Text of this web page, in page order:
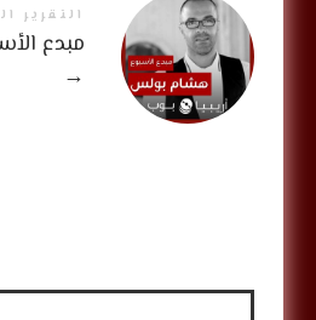
التقرير
مبدع
→